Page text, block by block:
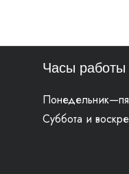
Часы работы
Суббота и